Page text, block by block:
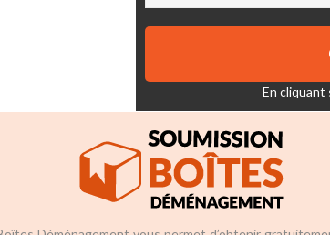
En cliquant